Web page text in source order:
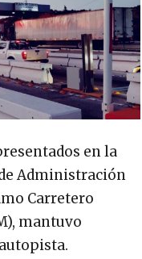
en la
Administración
Carretero
mantuvo